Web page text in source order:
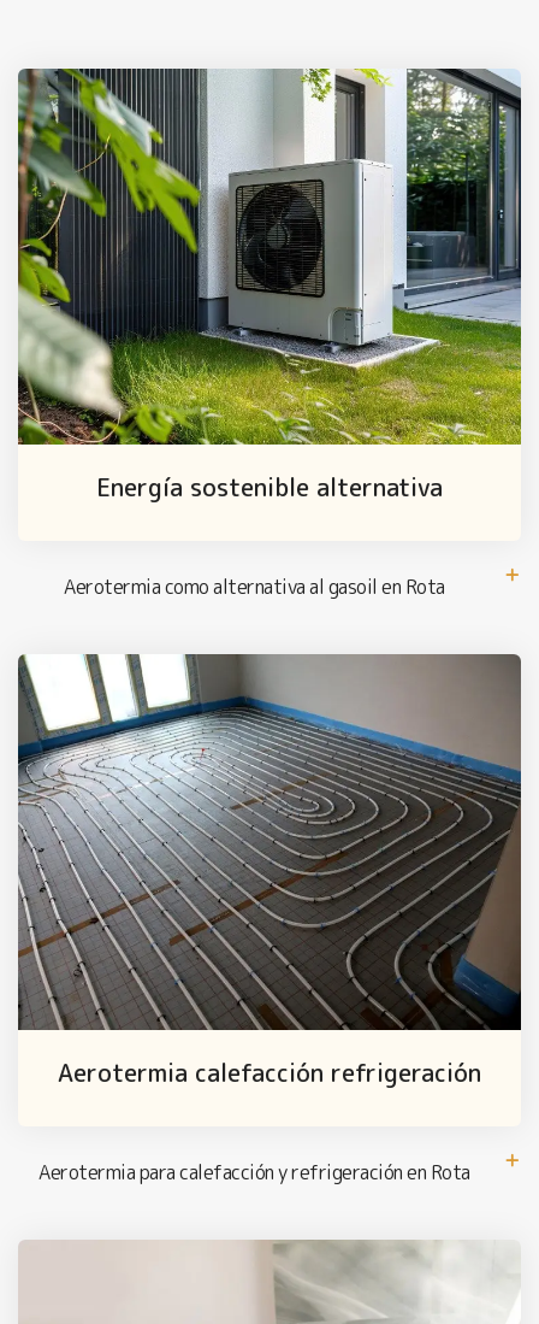
Energía sostenible alternativa
Aerotermia como alternativa al gasoil en Rota
Aerotermia calefacción refrigeración
Aerotermia para calefacción y refrigeración en Rota